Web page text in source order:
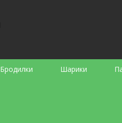
Бродилки Шарики